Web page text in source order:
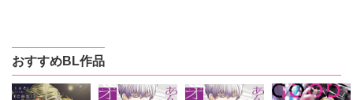
まちこ
おすすめBL作品